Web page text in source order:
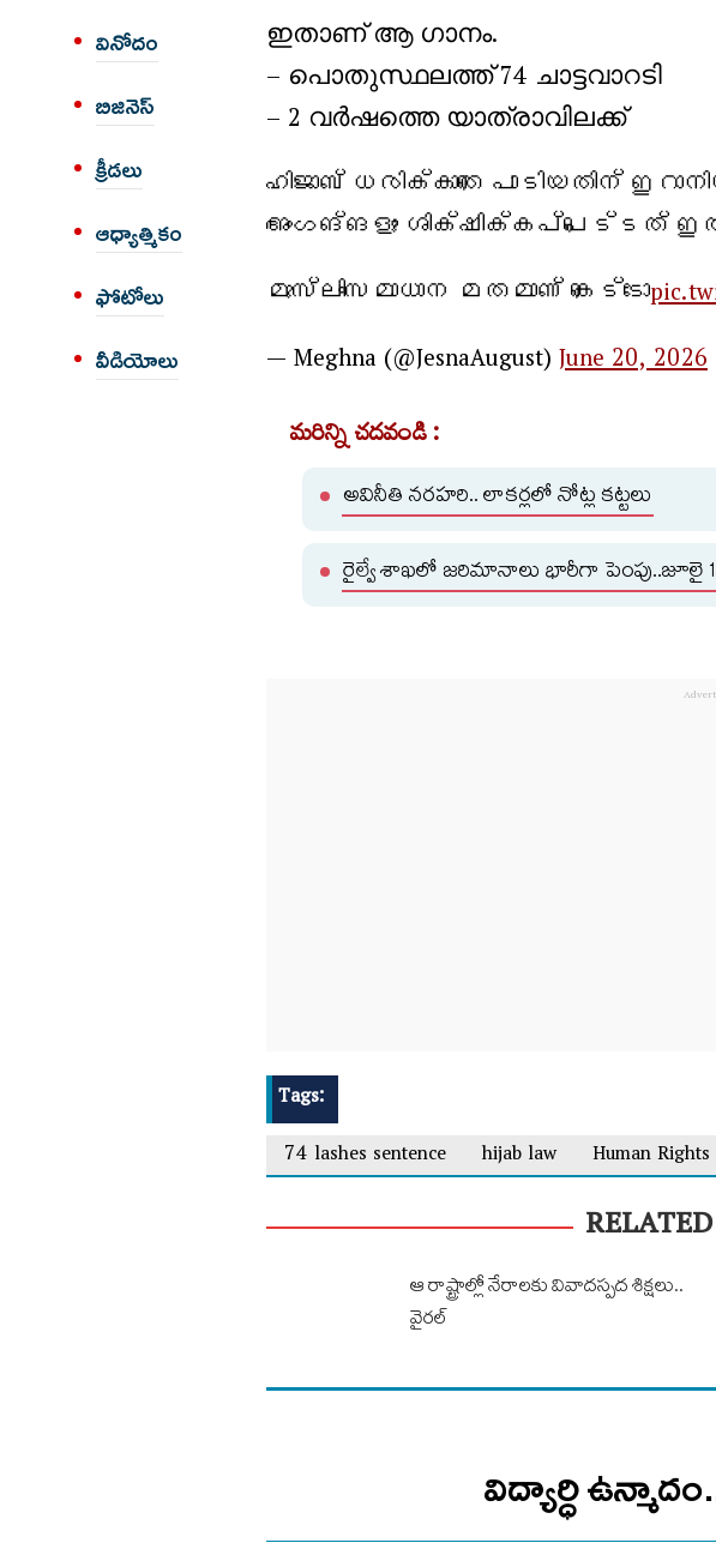
వినోదం
బిజినెస్
క్రీడలు
ఆధ్యాత్మికం
ఫోటోలు
వీడియోలు
ഇതാണ് ആ ഗാനം.
– പൊതുസ്ഥലത്ത് 74 ചാട്ടവാറടി
– 2 വർഷത്തെ യാത്രാവിലക്ക്
ഹിജാബ് ധരിക്കാതെ പാടിയതിന്
അംഗങ്ങളും ശിക്ഷിക്കപ്പെട്ടത്
മുസ്ലിംസമാധാന മതമാണ് കെട്ടോ
— Meghna (@JesnaAugust)June 20, 2026
మరిన్ని చదవండి :
అవినీతి నరహరి.. లాకర్లలో నోట్ల కట్టలు
రైల్వే శాఖలో జరిమానాలు భారీగా పెంపు..జూలై
Tags:
74 lashes sentence
hijab law Human Rights
ఆ రాష్ట్రాల్లో నేరాలకు వివాదస్పద శిక్షలు..
వైరల్
విద్యార్ధి